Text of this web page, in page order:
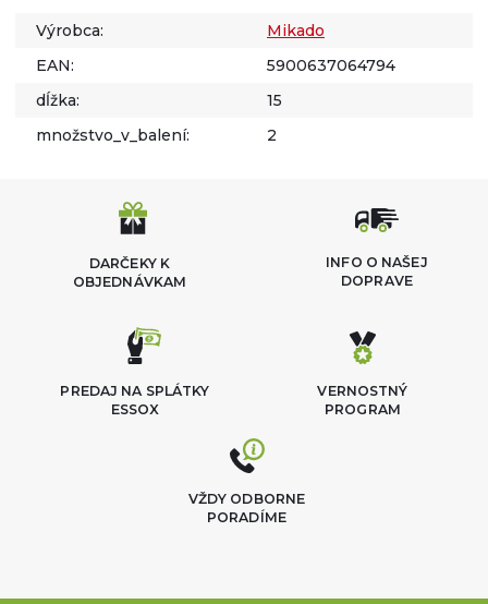
Výrobca:
Mikado
EAN:
5900637064794
dĺžka:
15
množstvo_v_balení:
2
DARČEKY K
OBJEDNÁVKAM
INFO O NAŠEJ
DOPRAVE
VERNOSTNÝ
PROGRAM
PREDAJ NA SPLÁTKY
ESSOX
VŽDY ODBORNE
PORADÍME